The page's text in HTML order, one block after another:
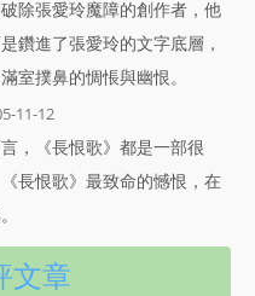
除張愛玲魔障的創作者，他
鑽進了張愛玲的文字底層，
室撲鼻的惆悵與幽恨。
11-12
，《長恨歌》都是一部很
長恨歌》最致命的憾恨，在
文章